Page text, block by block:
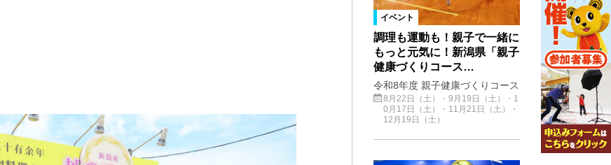
イベント
調理も運動も！親子で一緒に
もっと元気に！新潟県「親子
健康づくりコース…
令和8年度 親子健康づくりコース
8月22日（土）・9月19日（土）・1
0月17日（土）・11月21日（土）・
12月19日（土）